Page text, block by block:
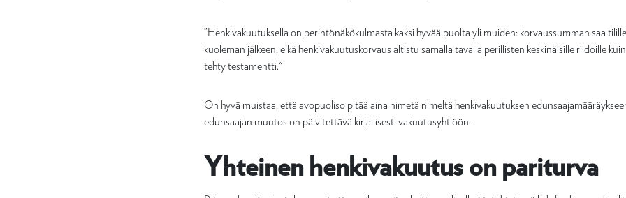
”Henkivakuutuksella on perintönäkökulmasta kaksi hyvää puolta yli muiden: korvaussumman saa
kuoleman jälkeen, eikä henkivakuutuskorvaus altistu samalla tavalla perillisten keskinäisille riidoille
tehty testamentti."
On hyvä muistaa, että avopuoliso pitää aina nimetä nimeltä henkivakuutuksen
edunsaajan muutos on päivitettävä kirjallisesti vakuutusyhtiöön.
Yhteinen henkivakuutus on pariturva